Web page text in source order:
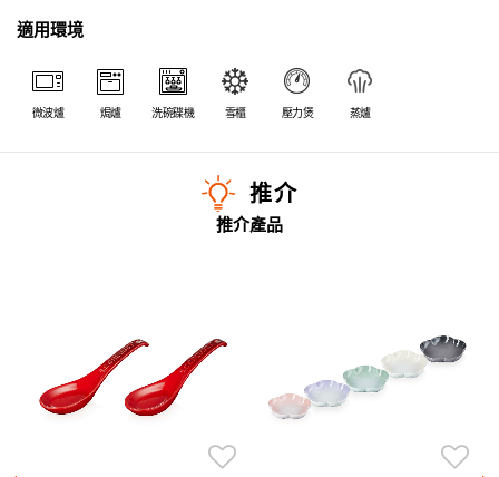
適用環境
微波爐 焗爐 洗碗碟機 雪櫃 壓力煲 蒸爐
推介
推介產品